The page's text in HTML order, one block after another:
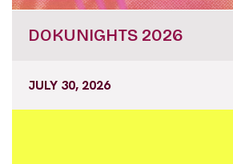
DOKUNIGHTS 2026
JULY 30, 2026